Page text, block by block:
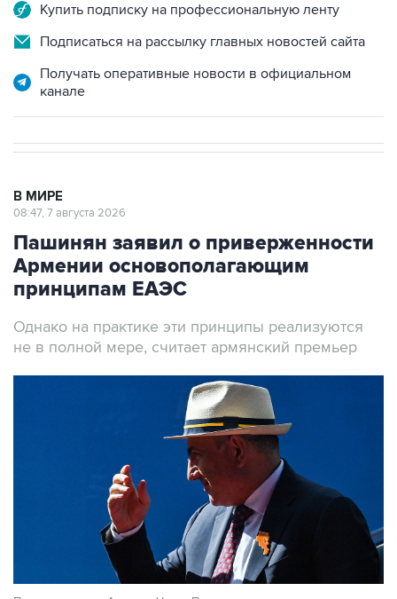
Купить подписку на профессиональную ленту
Подписаться на рассылку главных новостей сайта
Получать оперативные новости в официальном
канале
В МИРЕ
08:47, 7 августа 2026
Пашинян заявил о приверженности
Армении основополагающим
принципам ЕАЭС
Однако на практике эти принципы реализуются
не в полной мере, считает армянский премьер